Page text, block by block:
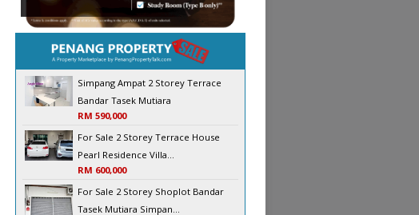
Simpang Ampat 2 Storey Terrace
Bandar Tasek Mutiara
RM 590,000
For Sale 2 Storey Terrace House
Pearl Residence Villa...
RM 600,000
For Sale 2 Storey Shoplot Bandar
Tasek Mutiara Simpan...